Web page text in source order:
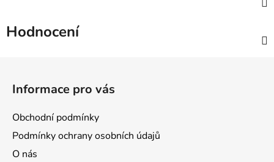
Hodnocení
Informace pro vás
Obchodní podmínky
Podmínky ochrany osobních údajů
O nás